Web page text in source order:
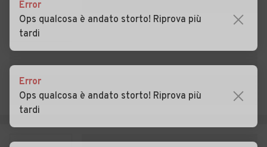
Vitale
Auto usate Mestrino
Auto usate Montagnana
Auto usate Montegrotto
Auto usate Noventa
Auto usate Ospedaletto
Auto usate Pernumia
Auto usate Piacenza
Error
Ops qualcosa è andato storto! Riprova più
tardi
Error
Ops qualcosa è andato storto! Riprova più
tardi